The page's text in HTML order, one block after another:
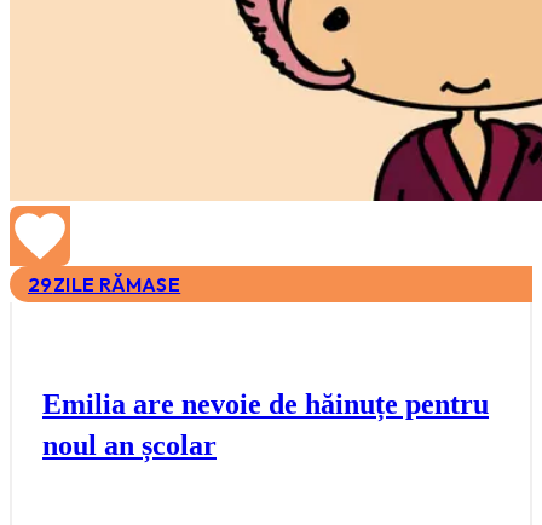
29ZILE RĂMASE
Emilia are nevoie de hăinuțe pentru
noul an școlar